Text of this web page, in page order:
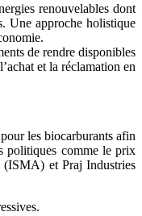
renouvelables dont
Une approche holistique
de rendre disponibles
et la réclamation en
les biocarburants afin
politiques comme le prix
(ISMA) et Praj Industries